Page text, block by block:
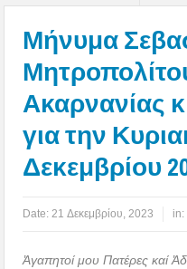
Μήνυμα
Ακαρνανίας
για την
Δεκεμβρίου
Date: 21 Δεκεμβρίου, 2023 in:
Ἀγαπητοί μου Πατέρες καί